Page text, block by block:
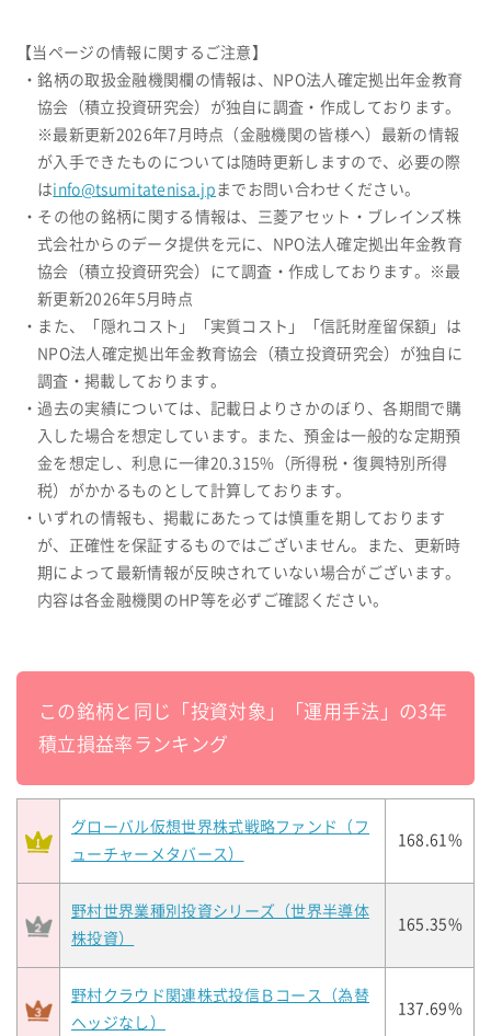
【当ページの情報に関するご注意】
・銘柄の取扱金融機関欄の情報は、NPO法人確定拠出年金教育
協会（積立投資研究会）が独自に調査・作成しております。
※最新更新2026年7月時点（金融機関の皆様へ）最新の情報
が入手できたものについては随時更新しますので、必要の際
はinfo@tsumitatenisa.jp までお問い合わせください。
・その他の銘柄に関する情報は、三菱アセット・ブレインズ株
式会社からのデータ提供を元に、NPO法人確定拠出年金教育
協会（積立投資研究会）にて調査・作成しております。※最
新更新2026年5月時点
・また、「隠れコスト」「実質コスト」「信託財産留保額」は
NPO法人確定拠出年金教育協会（積立投資研究会）が独自に
調査・掲載しております。
・過去の実績については、記載日よりさかのぼり、各期間で購
入した場合を想定しています。また、預金は一般的な定期預
金を想定し、利息に一律20.315%（所得税・復興特別所得
税）がかかるものとして計算しております。
・いずれの情報も、掲載にあたっては慎重を期しております
が、正確性を保証するものではございません。また、更新時
期によって最新情報が反映されていない場合がございます。
内容は各金融機関のHP等を必ずご確認ください。
この銘柄と同じ「投資対象」「運用手法」の3年
積立損益率ランキング
グローバル仮想世界株式戦略ファンド（フ
ューチャーメタバース）
168.61%
野村世界業種別投資シリーズ（世界半導体
株投資）
165.35%
野村クラウド関連株式投信Ｂコース（為替
ヘッジなし）
137.69%